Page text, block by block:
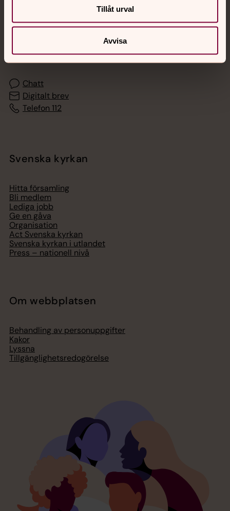
Tillåt urval
Avvisa
Jourhavande präst
Akut samtals- och krisstöd. Prata eller chatta anonymt
med en präst på kvällar och nätter.
Chatt
Digitalt brev
Telefon 112
Svenska kyrkan
Hitta församling
Bli medlem
Lediga jobb
Ge en gåva
Organisation
Act Svenska kyrkan
Svenska kyrkan i utlandet
Press – nationell nivå
Om webbplatsen
Behandling av personuppgifter
Kakor
Lyssna
Tillgänglighetsredogörelse